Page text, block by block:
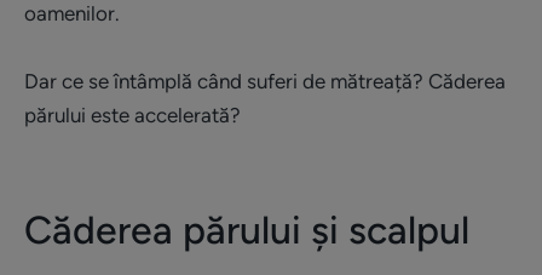
oamenilor.
Dar ce se întâmplă când suferi de mătreață? Căderea
părului este accelerată?
Căderea părului și scalpul